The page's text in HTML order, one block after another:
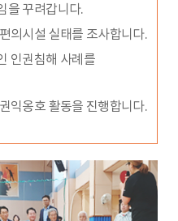
을 꾸려갑니다.
의시설 실태를 조사합니다.
인권침해 사례를
익옹호 활동을 진행합니다.